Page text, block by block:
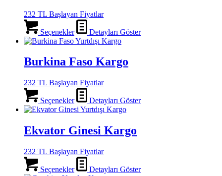
232 TL Başlayan Fiyatlar
Seçenekler Detayları Göster
Burkina Faso Kargo
232 TL Başlayan Fiyatlar
Seçenekler Detayları Göster
Ekvator Ginesi Kargo
232 TL Başlayan Fiyatlar
Seçenekler Detayları Göster